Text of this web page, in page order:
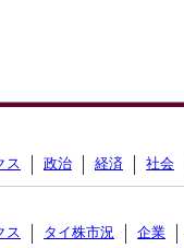
ス 政治 経済 社会
ス タイ株市況 企業